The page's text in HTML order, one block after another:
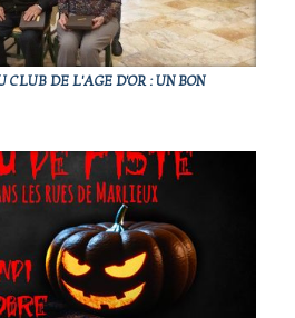
CLUB DE L'AGE D'OR : UN BON